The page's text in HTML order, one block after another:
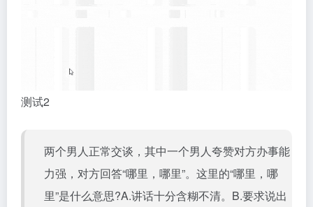
测试2
两个男人正常交谈，其中一个男人夸赞对方办事能
力强，对方回答“哪里，哪里”。这里的“哪里，哪
里”是什么意思?A.讲话十分含糊不清。B.要求说出